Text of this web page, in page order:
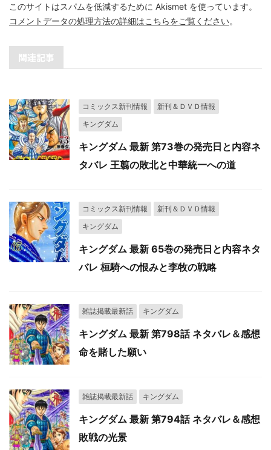
このサイトはスパムを低減するために Akismet を使っています。
コメントデータの処理方法の詳細はこちらをご覧ください。
関連記事
コミックス新刊情報
新刊＆ＤＶＤ情報
キングダム
キングダム 最新 第73巻の発売日と内容ネ
タバレ 王翦の敗北と中華統一への道
コミックス新刊情報
新刊＆ＤＶＤ情報
キングダム
キングダム 最新 65巻の発売日と内容ネタ
バレ 桓騎への恨みと李牧の戦略
雑誌掲載最新話 キングダム
キングダム 最新 第798話 ネタバレ＆感想
命を賭した願い
雑誌掲載最新話 キングダム
キングダム 最新 第794話 ネタバレ＆感想
敗戦の光景